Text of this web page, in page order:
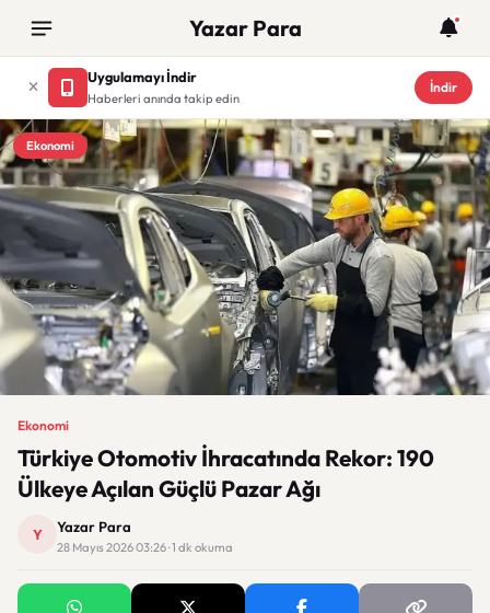
Yazar Para
Uygulamayı İndir
Haberleri anında takip edin
İndir
Ekonomi
Ekonomi
Türkiye Otomotiv İhracatında Rekor: 190
Ülkeye Açılan Güçlü Pazar Ağı
Y Yazar Para
28 Mayıs 2026 03:26 · 1 dk okuma